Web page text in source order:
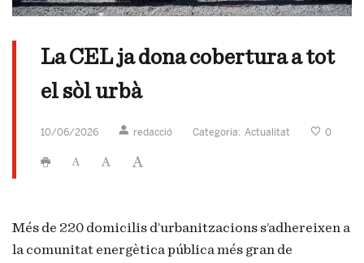
La CEL ja dona cobertura a tot
el sòl urbà
10/06/2026 redacció Categoria: Actualitat 0
Més de 220 domicilis d’urbanitzacions s’adhereixen a
la comunitat energètica pública més gran de